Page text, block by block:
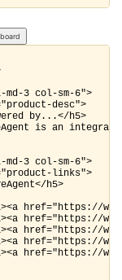
sm-6">
desc">
h5>
sm-6">
links">
h5>
pricing/"
live-